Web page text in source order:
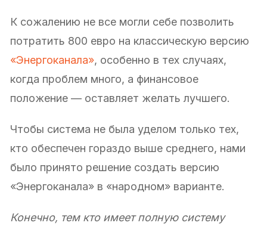
К сожалению не все могли себе позволить
потратить 800 евро на классическую версию
«Энергоканала», особенно в тех случаях,
когда проблем много, а финансовое
положение — оставляет желать лучшего.
Чтобы система не была уделом только тех,
кто обеспечен гораздо выше среднего, нами
было принято решение создать версию
«Энергоканала» в «народном» варианте.
Конечно, тем кто имеет полную систему